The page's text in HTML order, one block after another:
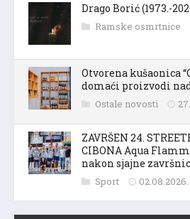
Drago Borić (1973.-
Ramske osmrtnice
Otvorena kušaonica
domaći proizvodi
Ostale novosti
ZAVRŠEN 24.
CIBONA Aqua
nakon sjajne
Sport 02.08.2026.